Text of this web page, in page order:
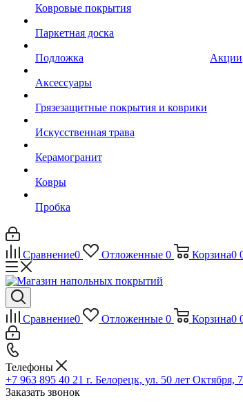
Ковровые покрытия
Паркетная доска
Подложка
Аксессуары
Грязезащитные покрытия и коврики
Искусственная трава
Керамогранит
Ковры
Пробка
Акции
Сравнение0 Отложенные 0 Корзина0
Сравнение0 Отложенные 0 Корзина0
Телефоны
+7 963 895 40 21 г. Белорецк, ул. 50 лет Октября,
Заказать звонок